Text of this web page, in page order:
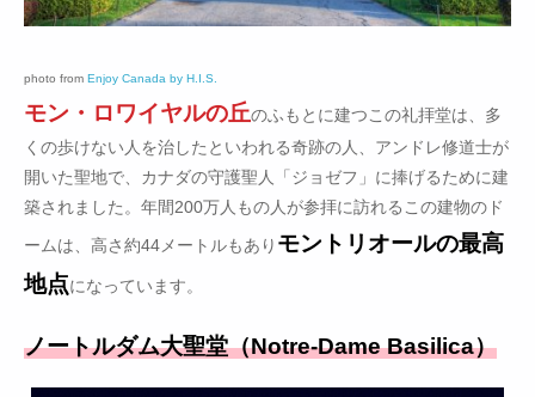
photo from Enjoy Canada by H.I.S.
モン・ロワイヤルの丘のふもとに建つこの礼拝堂は、多
くの歩けない人を治したといわれる奇跡の人、アンドレ修道士が
開いた聖地で、カナダの守護聖人「ジョゼフ」に捧げるために建
築されました。年間200万人もの人が参拝に訪れるこの建物のド
ームは、高さ約44メートルもあり モントリオールの最高
地点になっています。
ノートルダム大聖堂（Notre-Dame Basilica）